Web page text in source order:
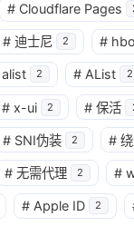
# Cloudflare Pages
# 迪士尼 2 #
alist 2 # AList 2
# x-ui 2 # 保活
# SNI伪装 2 #
# 无需代理 2 #
# Apple ID 2